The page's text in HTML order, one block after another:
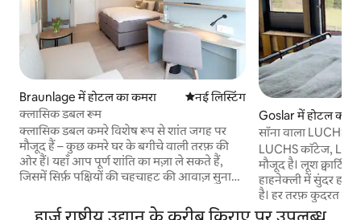
Braunlage में होटल का कमरा ठहरने की नई जगह
नई लिस्टिंग
क्लासिक डबल रूम
क्लासिक डबल कमरे विशेष रूप से शांत जगह पर
मौजूद हैं – कुछ कमरे घर के बगीचे वाली तरफ़ की
ओर हैं। यहाँ आप पूर्ण शांति का मज़ा ले सकते हैं,
जिसमें सिर्फ़ पक्षियों की चहचाहट की आवाज़ सुनाई
इसलिए निचली मंज़िल पर आपको टेरेस वाला कमरा
Goslar में होटल का
सॉना वाला LUCHS
LUCHS कॉटेज,
मौजूद है। लूश
हाहनेक्ली में सुंदर
है। हर तरफ़ कुदरत के
आप गहरी साँस ले